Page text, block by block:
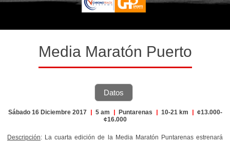
Media Maratón Puerto
Datos
Sábado 16 Diciembre 2017 | 5 am | Puntarenas | 10-21 km | ¢13.000-
¢16.000
Descripción: La cuarta edición de la Media Maratón Puntarenas estrenará